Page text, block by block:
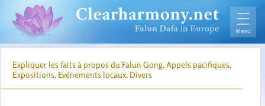
Expliquer les faits à propos du Falun Gong, Appels pacifiques,
Expositions, Evénements locaux, Divers